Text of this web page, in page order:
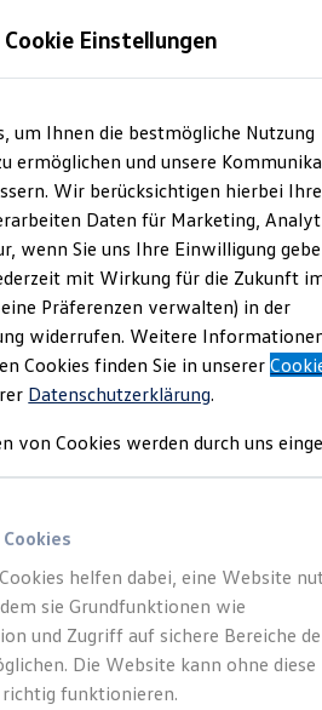
und Gebrauchtwagen
Leasing
Leasing
Leasing
Leasing
für alle(s).
Cookie Einstellungen
um Ihnen die bestmögliche Nutzung
ermöglichen und unsere
Wir berücksichtigen hierbei Ihre
Daten für Marketing,
wenn Sie uns Ihre Einwilligung
mit Wirkung für die Zukunft
Präferenzen verwalten) in der
widerrufen. Weitere
Cookies finden Sie in unserer
Datenschutzerklärung.
von Cookies werden durch uns
helfen dabei, eine Website
sie Grundfunktionen wie
und Zugriff auf sichere Bereiche
Die Website kann ohne diese
funktionieren.